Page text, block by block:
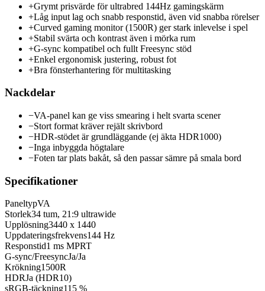
+Grymt prisvärde för ultrabred 144Hz gamingskärm
+Låg input lag och snabb responstid, även vid snabba rörelser
+Curved gaming monitor (1500R) ger stark inlevelse i spel
+Stabil svärta och kontrast även i mörka rum
+G-sync kompatibel och fullt Freesync stöd
+Enkel ergonomisk justering, robust fot
+Bra fönsterhantering för multitasking
Nackdelar
−VA-panel kan ge viss smearing i helt svarta scener
−Stort format kräver rejält skrivbord
−HDR-stödet är grundläggande (ej äkta HDR1000)
−Inga inbyggda högtalare
−Foten tar plats bakåt, så den passar sämre på smala bord
Specifikationer
PaneltypVA
Storlek34 tum, 21:9 ultrawide
Upplösning3440 x 1440
Uppdateringsfrekvens144 Hz
Responstid1 ms MPRT
G-sync/FreesyncJa/Ja
Krökning1500R
HDRJa (HDR10)
sRGB-täckning115 %